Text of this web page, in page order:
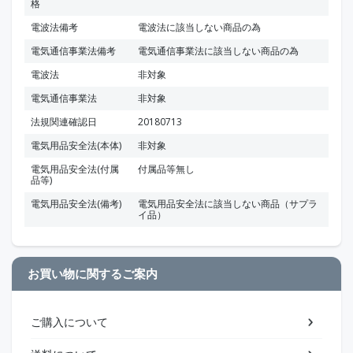
格
電波法備考
電波法に該当しない商品の為
電気通信事業法備考
電気通信事業法に該当しない商品の為
電波法
非対象
電気通信事業法
非対象
法規関連確認日
20180713
電気用品安全法(本体)
非対象
電気用品安全法(付属
品等)
付属品等無し
電気用品安全法(備考)
電気用品安全法に該当しない商品（サプラ
イ品）
お買い物に関するご案内
ご購入について